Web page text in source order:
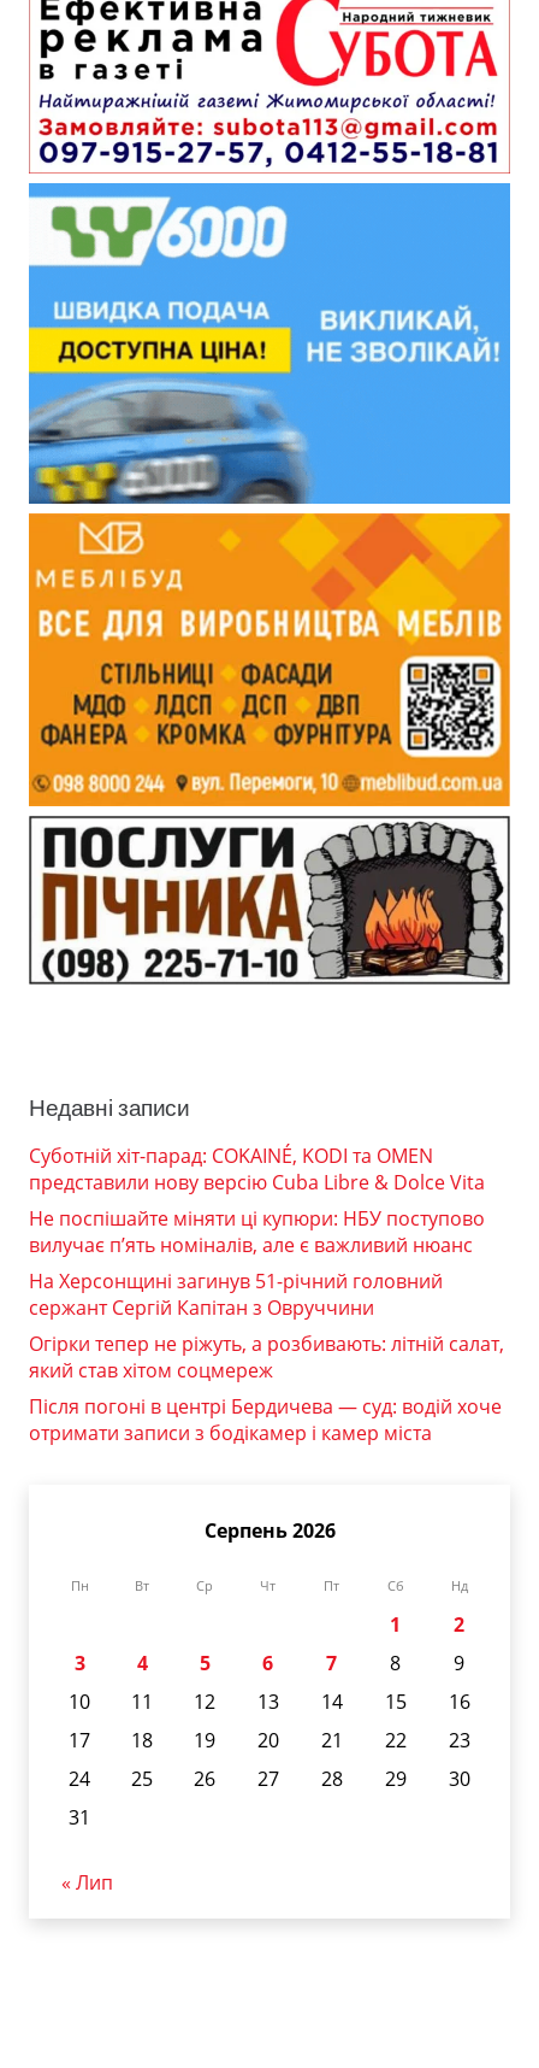
Недавні записи
Суботній хіт-парад: COKAINÉ, KODI та OMEN
представили нову версію Cuba Libre & Dolce Vita
Не поспішайте міняти ці купюри: НБУ поступово
вилучає п’ять номіналів, але є важливий нюанс
На Херсонщині загинув 51-річний головний
сержант Сергій Капітан з Овруччини
Огірки тепер не ріжуть, а розбивають: літній салат,
який став хітом соцмереж
Після погоні в центрі Бердичева — суд: водій хоче
отримати записи з бодікамер і камер міста
Серпень 2026
Пн Вт Ср Чт Пт Сб Нд
1
2
3
4 5 6 7 8
9
10
11 12 13 14 15
16
17
18 19 20 21 22
23
24
25 26 27 28 29
30
31
« Лип